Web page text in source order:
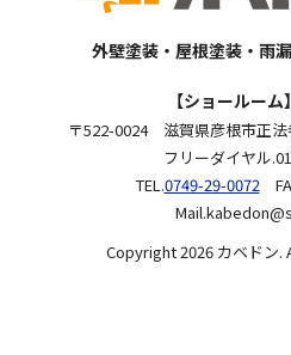
外壁塗装・屋根塗装・雨
【ショールーム
〒522-0024 滋賀県彦根市正法
フリーダイヤル
TEL.0749-29-0072
Copyright 2026 カベドン.